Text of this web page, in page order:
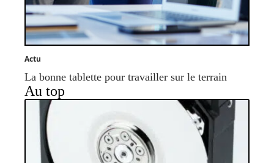
Actu
La bonne tablette pour travailler sur le terrain
Au top